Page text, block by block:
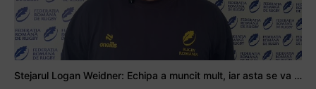
Stejarul Logan Weidner: Echipa a muncit mult, iar asta se va vedea în meciurile de la Nations Cup